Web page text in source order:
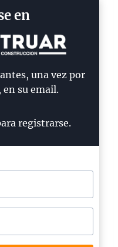
en
una vez por
en su email.
registrarse.